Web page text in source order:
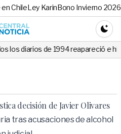
ChileLey KarinBono Invierno 2026
Central
reapareció e hizo llorar a todos
decisión de Javier Olivares
tras acusaciones de alcohol